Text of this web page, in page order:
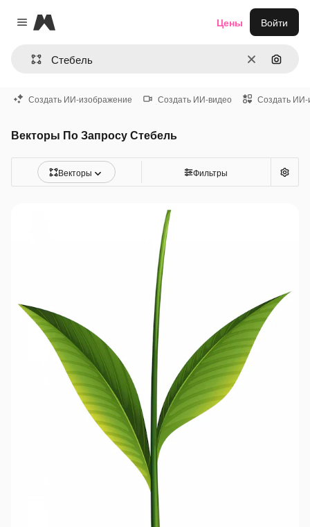
Close menu
Magnific
ОчиститьПоиск
Цены Войти
Создать ИИ-изображение Создать ИИ-видео Создать ИИ-
Векторы По Запросу Стебель
Векторы Фильтры